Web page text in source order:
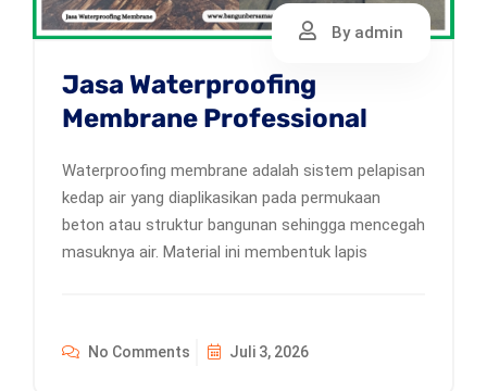
By admin
Jasa Waterproofing
Membrane Professional
Waterproofing membrane adalah sistem pelapisan
kedap air yang diaplikasikan pada permukaan
beton atau struktur bangunan sehingga mencegah
masuknya air. Material ini membentuk lapis
No Comments Juli 3, 2026